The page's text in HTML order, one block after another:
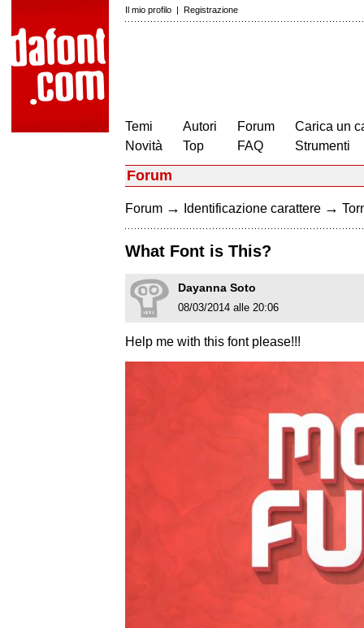
Il mio profilo | Registrazione
Temi
Novità
Autori
Top
Forum
FAQ
Carica un
Strumenti
Forum
Forum → Identificazione carattere →
What Font is This?
Dayanna Soto
08/03/2014 alle 20:06
Help me with this font please!!!